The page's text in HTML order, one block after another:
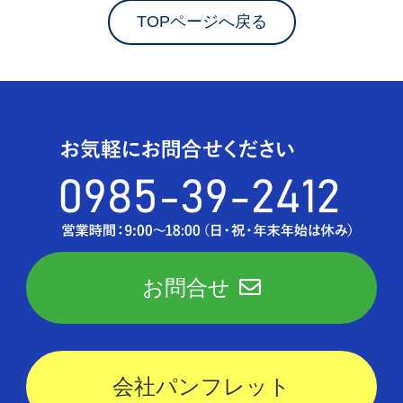
TOPページへ戻る
お問合せ
会社パンフレット